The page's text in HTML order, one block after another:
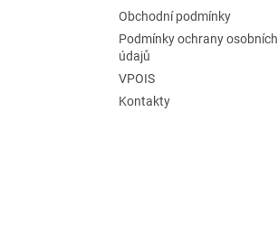
Obchodní podmínky
Podmínky ochrany osobních
údajů
VPOIS
Kontakty